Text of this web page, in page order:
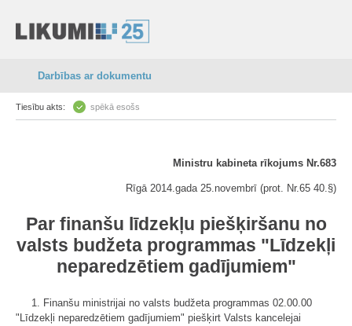
Darbības ar dokumentu
Tiesību akts: spēkā esošs
Ministru kabineta rīkojums Nr.683
Rīgā 2014.gada 25.novembrī (prot. Nr.65 40.§)
Par finanšu līdzekļu piešķiršanu no
valsts budžeta programmas "Līdzekļi
neparedzētiem gadījumiem"
1. Finanšu ministrijai no valsts budžeta programmas 02.00.00
"Līdzekļi neparedzētiem gadījumiem" piešķirt Valsts kancelejai